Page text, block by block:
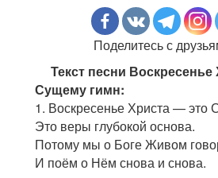
Поделитесь с
Текст песни
Сущему гимн:
1. Воскресенье Христа — это
Это веры глубокой основа.
Потому мы о Боге Живом
И поём о Нём снова и снова.